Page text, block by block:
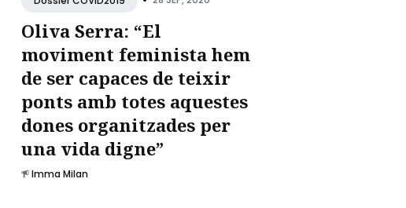
Oliva Serra: “El
moviment feminista hem
de ser capaces de teixir
ponts amb totes aquestes
dones organitzades per
una vida digne”
Imma Milan